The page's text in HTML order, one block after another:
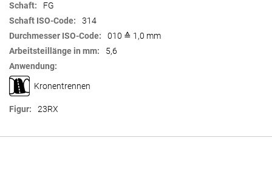
FG
314
010 ≙ 1,0 mm
5,6
Kronentrennen
23RX